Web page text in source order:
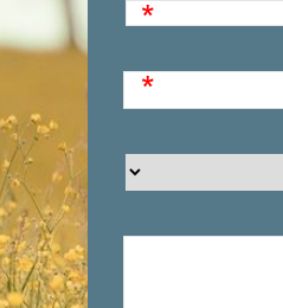
*
*